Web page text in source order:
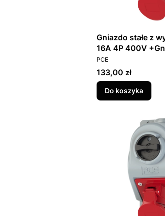
Gniazdo stałe z
16A 4P 400V
COMBO-POL /
PRODUCENT
PCE
Cena
133,00 zł
Do koszyka